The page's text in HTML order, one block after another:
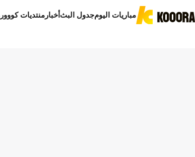
مباريات اليومجدول البثأخبار منتديات